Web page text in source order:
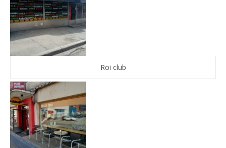
Roi club